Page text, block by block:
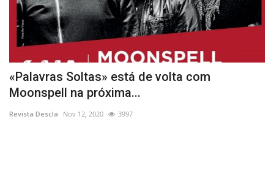
«Palavras Soltas» está de volta com
Moonspell na próxima...
Revista Descla Nov 12, 2020 3997